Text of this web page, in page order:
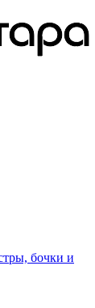
бочки и